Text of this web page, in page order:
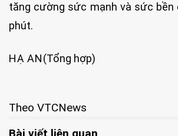
tăng cường sức mạnh và sức bền
phút.
HẠ AN(Tổng hợp)
Theo VTCNews